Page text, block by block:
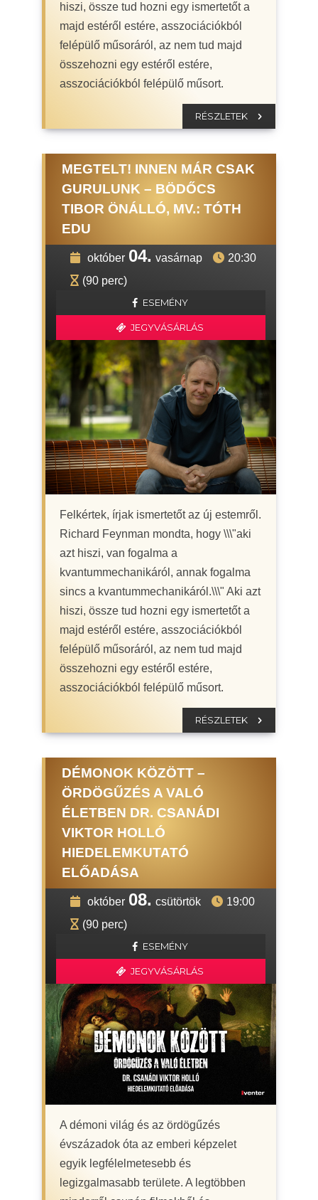
hiszi, össze tud hozni egy ismertetőt a
majd estéről estére, asszociációkból
felépülő műsoráról, az nem tud majd
összehozni egy estéről estére,
asszociációkból felépülő műsort.
RÉSZLETEK
MEGTELT! INNEN MÁR CSAK
GURULUNK – BÖDŐCS
TIBOR ÖNÁLLÓ, MV.: TÓTH
EDU
október 04. vasárnap
20:30
(90 perc)
ESEMÉNY
JEGYVÁSÁRLÁS
Felkértek, írjak ismertetőt az új estemről.
Richard Feynman mondta, hogy \\\"aki
azt hiszi, van fogalma a
kvantummechanikáról, annak fogalma
sincs a kvantummechanikáról.\\\" Aki azt
hiszi, össze tud hozni egy ismertetőt a
majd estéről estére, asszociációkból
felépülő műsoráról, az nem tud majd
összehozni egy estéről estére,
asszociációkból felépülő műsort.
RÉSZLETEK
DÉMONOK KÖZÖTT –
ÖRDÖGŰZÉS A VALÓ
ÉLETBEN DR. CSANÁDI
VIKTOR HOLLÓ
HIEDELEMKUTATÓ
ELŐADÁSA
október 08. csütörtök
19:00
(90 perc)
ESEMÉNY
JEGYVÁSÁRLÁS
A démoni világ és az ördögűzés
évszázadok óta az emberi képzelet
egyik legfélelmetesebb és
legizgalmasabb területe. A legtöbben